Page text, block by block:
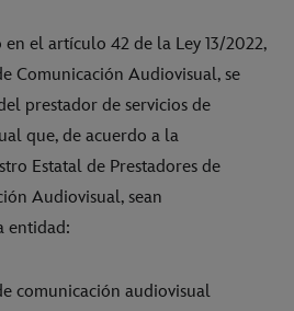
el artículo 42 de la Ley 13/2022,
Comunicación Audiovisual, se
prestador de servicios de
que, de acuerdo a la
Estatal de Prestadores de
Audiovisual, sean
entidad:
comunicación audiovisual